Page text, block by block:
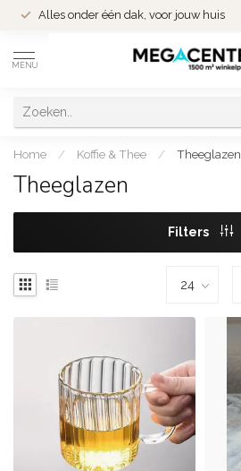
Alles onder één dak, voor jouw huis
MENU
Home / Koffie & Thee / Theeglazen
Theeglazen
Filters